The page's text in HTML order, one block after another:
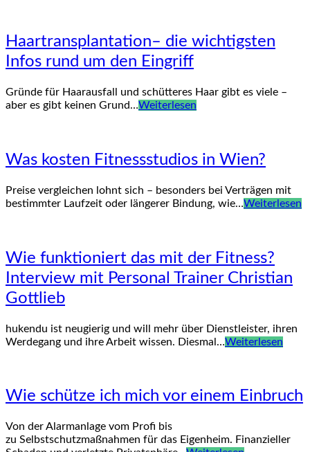
Haartransplantation– die wichtigsten
Infos rund um den Eingriff
Gründe für Haarausfall und schütteres Haar gibt es viele –
aber es gibt keinen Grund…Weiterlesen
Was kosten Fitnessstudios in Wien?
Preise vergleichen lohnt sich – besonders bei Verträgen mit
bestimmter Laufzeit oder längerer Bindung, wie…Weiterlesen
Wie funktioniert das mit der Fitness?
Interview mit Personal Trainer Christian
Gottlieb
hukendu ist neugierig und will mehr über Dienstleister, ihren
Werdegang und ihre Arbeit wissen. Diesmal…Weiterlesen
Wie schütze ich mich vor einem Einbruch
Von der Alarmanlage vom Profi bis
zu Selbstschutzmaßnahmen für das Eigenheim. Finanzieller